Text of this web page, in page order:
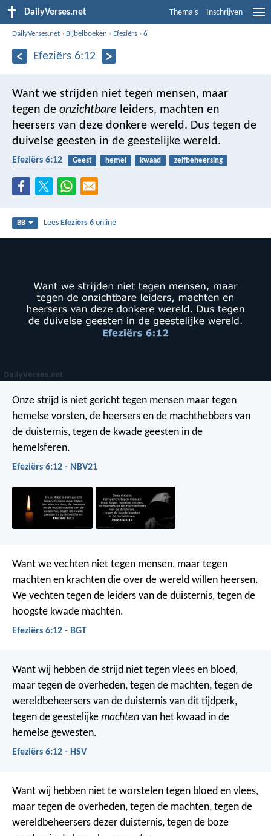
DailyVerses.net Thema's Inschrijven
DailyVerses.net › Bijbelboeken › Efeziërs ›6
Efeziërs 6:12
Want we strijden niet tegen mensen, maar
tegen de onzichtbare leiders, machten en
heersers van deze donkere wereld. Dus tegen de
duivelse geesten in de geestelijke wereld.
Efeziërs 6:12 Geest hemel kwaad
zelfbeheersing
BB LeesEfeziërs 6 online
Onze strijd is niet gericht tegen mensen maar tegen
hemelse vorsten, de heersers en de machthebbers van
de duisternis, tegen de kwade geesten in de
hemelsferen.
Efeziërs 6:12 - NBV21
Want we vechten niet tegen mensen, maar tegen
machten en krachten die over de wereld willen heersen.
We vechten tegen de leiders van de duisternis, tegen de
hoogste kwade machten.
Efeziërs 6:12 - BGT
Want wij hebben de strijd niet tegen vlees en bloed,
maar tegen de overheden, tegen de machten, tegen de
wereldbeheersers van de duisternis van dit tijdperk,
tegen de geestelijke machten van het kwaad in de
hemelse gewesten.
Efeziërs 6:12 - HSV
Want wij hebben niet te worstelen tegen bloed en vlees,
maar tegen de overheden, tegen de machten, tegen de
wereldbeheersers dezer duisternis, tegen de boze